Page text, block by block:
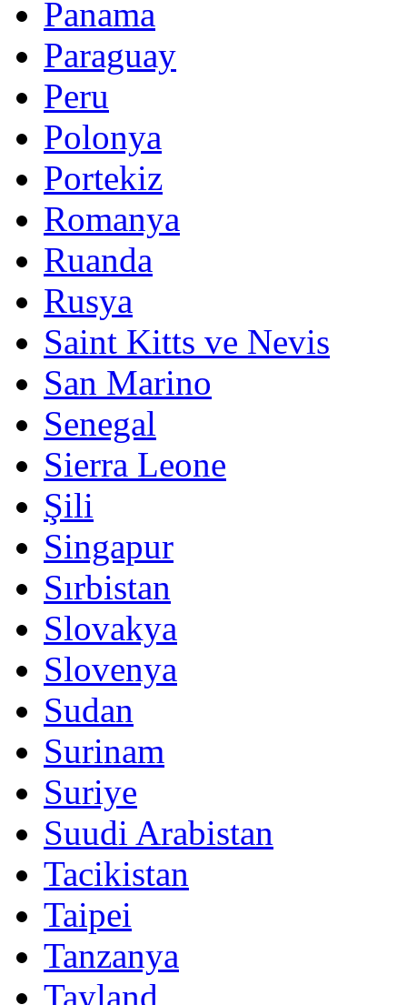
Panama
Paraguay
Peru
Polonya
Portekiz
Romanya
Ruanda
Rusya
Saint Kitts ve Nevis
San Marino
Senegal
Sierra Leone
Şili
Singapur
Sırbistan
Slovakya
Slovenya
Sudan
Surinam
Suriye
Suudi Arabistan
Tacikistan
Taipei
Tanzanya
Tayland